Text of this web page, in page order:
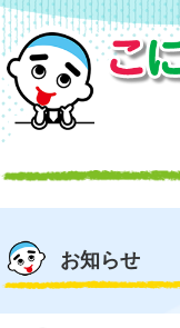
お知らせ